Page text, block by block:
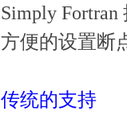
Simply
方便的设置断
传统的支持